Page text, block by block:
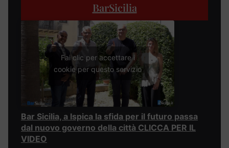
BarSicilia
Fai clic per accettare i
cookie per questo servizio
Bar Sicilia, a Ispica la sfida per il futuro passa
dal nuovo governo della città CLICCA PER IL
VIDEO